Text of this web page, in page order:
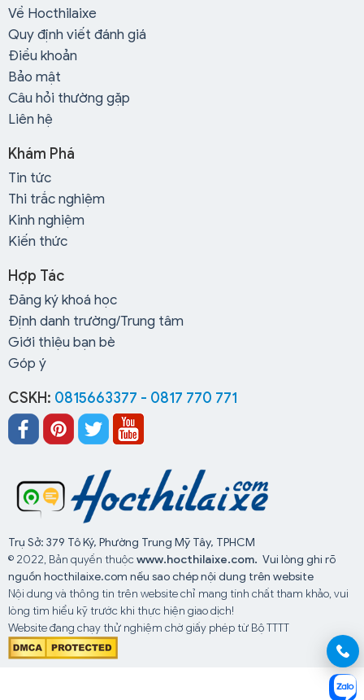
Về Hocthilaixe
Quy định viết đánh giá
Điều khoản
Bảo mật
Câu hỏi thường gặp
Liên hệ
Khám Phá
Tin tức
Thi trắc nghiệm
Kinh nghiệm
Kiến thức
Hợp Tác
Đăng ký khoá học
Định danh trường/Trung tâm
Giới thiệu bạn bè
Góp ý
CSKH: 0815663377 - 0817 770 771
Trụ Sở: 379 Tô Ký, Phường Trung Mỹ Tây, TPHCM
© 2022, Bản quyền thuộc www.hocthilaixe.com. Vui lòng ghi rõ
nguồn hocthilaixe.com nếu sao chép nội dung trên website
Nội dung và thông tin trên website chỉ mang tính chất tham khảo, vui
lòng tìm hiểu kỹ trước khi thực hiện giao dịch!
Website đang chạy thử nghiệm chờ giấy phép từ Bộ TTTT